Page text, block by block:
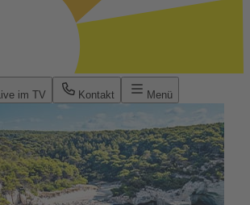
Live im TV Kontakt Menü